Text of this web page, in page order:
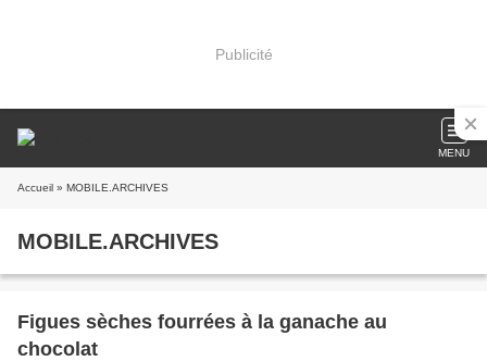
Publicité
MENU
Accueil » MOBILE.ARCHIVES
MOBILE.ARCHIVES
Figues sèches fourrées à la ganache au
chocolat